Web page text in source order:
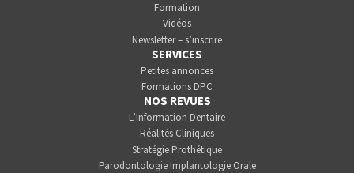
Formation
Vidéos
Newsletter – s’inscrire
SERVICES
Petites annonces
Formations DPC
NOS REVUES
L’Information Dentaire
Réalités Cliniques
Stratégie Prothétique
Parodontologie Implantologie Orale